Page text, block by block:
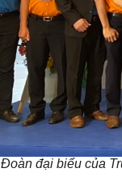
Đoàn đại biểu của